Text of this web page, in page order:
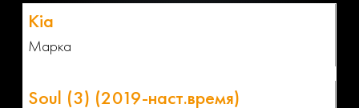
Марка